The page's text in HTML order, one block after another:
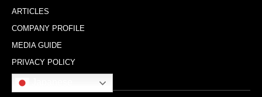
ARTICLES
COMPANY PROFILE
MEDIA GUIDE
PRIVACY POLICY